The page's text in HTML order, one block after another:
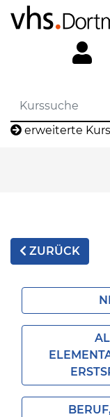
erweiterte
ZURÜCK